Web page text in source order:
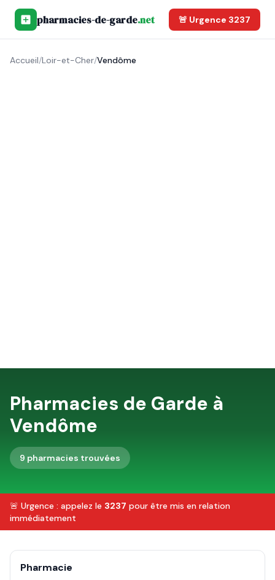
pharmacies-de-garde.net 🚨 Urgence 3237
Accueil/Loir-et-Cher/Vendôme
Pharmacies de Garde à
Vendôme
9 pharmacies trouvées
🚨 Urgence : appelez le 3237 pour être mis en relation
immédiatement
Pharmacie